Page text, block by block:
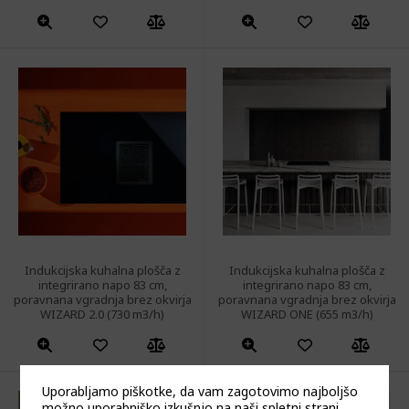
Indukcijska kuhalna plošča z
integrirano napo 83 cm,
poravnana vgradnja brez okvirja
WIZARD 2.0 (730 m3/h)
Indukcijska kuhalna plošča z
integrirano napo 83 cm,
poravnana vgradnja brez okvirja
WIZARD ONE (655 m3/h)
Uporabljamo piškotke, da vam zagotovimo najboljšo